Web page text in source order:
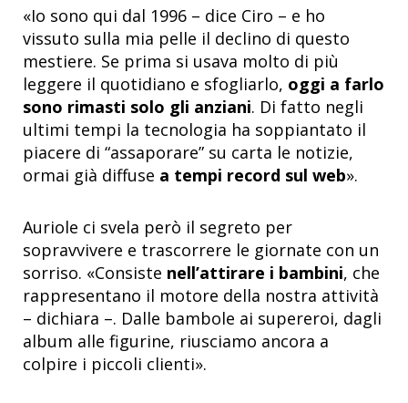
«Io sono qui dal 1996 – dice Ciro – e ho
vissuto sulla mia pelle il declino di questo
mestiere. Se prima si usava molto di più
leggere il quotidiano e sfogliarlo, oggi a farlo
sono rimasti solo gli anziani. Di fatto negli
ultimi tempi la tecnologia ha soppiantato il
piacere di “assaporare” su carta le notizie,
ormai già diffuse a tempi record sul web».
Auriole ci svela però il segreto per
sopravvivere e trascorrere le giornate con un
sorriso. «Consiste nell’attirare i bambini, che
rappresentano il motore della nostra attività
– dichiara –. Dalle bambole ai supereroi, dagli
album alle figurine, riusciamo ancora a
colpire i piccoli clienti».